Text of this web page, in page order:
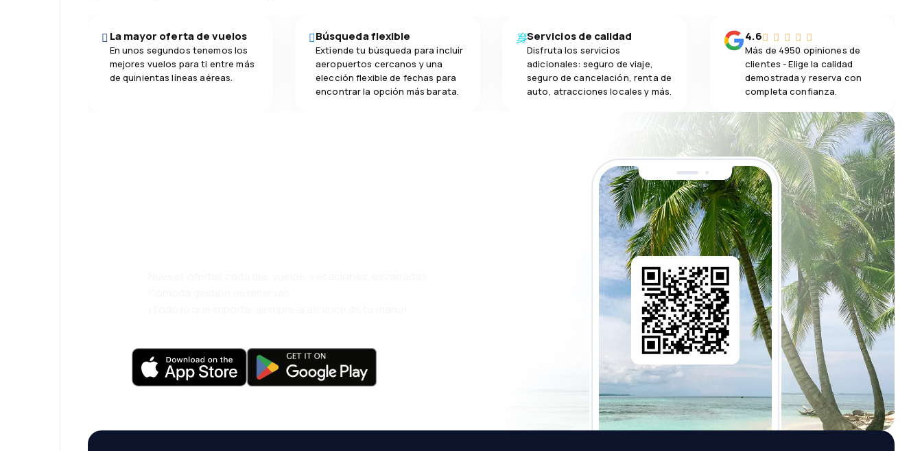
La mayor oferta de vuelos
En unos segundos tenemos los
mejores vuelos para ti entre más
de quinientas líneas aéreas.
Búsqueda flexible
Extiende tu búsqueda para incluir
aeropuertos cercanos y una
elección flexible de fechas para
encontrar la opción más barata.
Servicios de calidad
Disfruta los servicios
adicionales: seguro de viaje,
seguro de cancelación, renta de
auto, atracciones locales y más.
4.6
Más de 4950 opiniones de
clientes - Elige la calidad
demostrada y reserva con
completa confianza.